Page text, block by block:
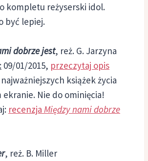
kompletu reżyserski idol.
być lepiej.
dobrze jest, reż. G. Jarzyna
09/01/2015, przeczytaj opis
książek życia
ekranie. Nie do ominięcia!
recenzja Między nami dobrze
, reż. B. Miller